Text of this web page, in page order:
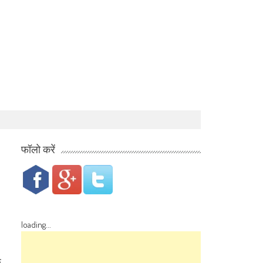
फॉलो करें
loading...